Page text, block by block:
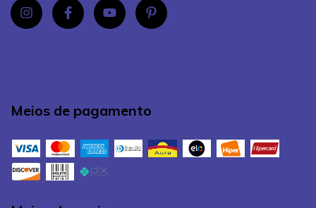
Meios de pagamento